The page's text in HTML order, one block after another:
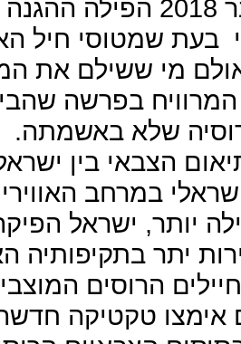
בספטמבר 2018
בעת שמטוסי חיל
מי ששילם את
בפרשה
שלא באשמתה.
הצבאי בין
במרחב
יותר, ישראל
יתר בתקיפותיה
הרוסים
אימצו טקטיקה